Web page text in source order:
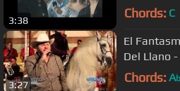
3:38
2018)
Chords: C
3:27
El
Del Llano -
Vivo 2016)
Chords: Ab